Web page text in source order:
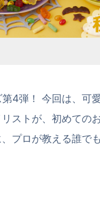
4弾！ 今回は、可
ストが、初めての
プロが教える誰で